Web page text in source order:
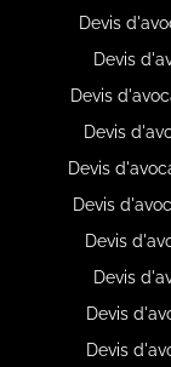
Devis
Devis
Devis
Devis
Devis
Devis
Devis
Devis
Devis
Devis